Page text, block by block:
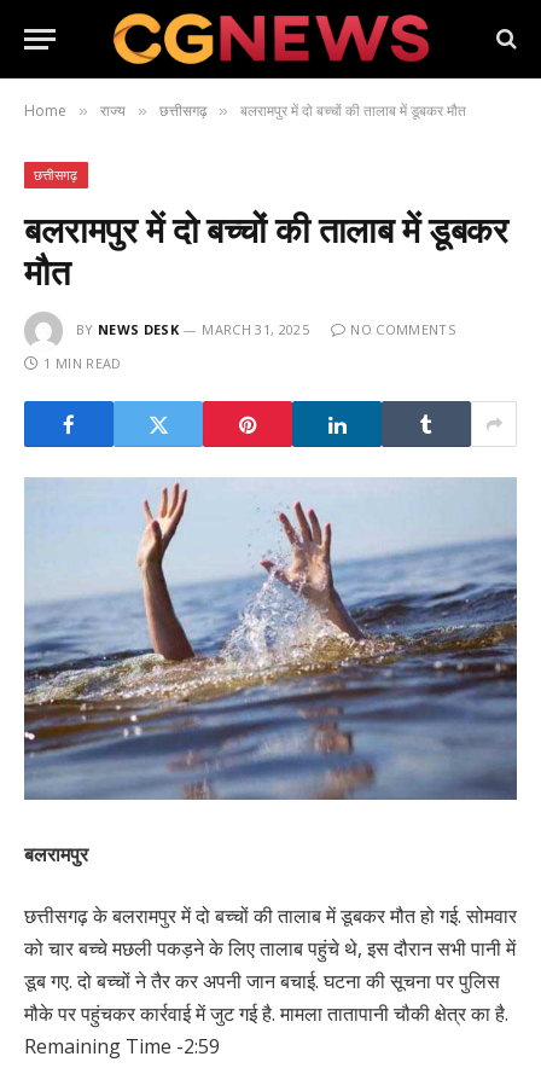
Home » राज्य » छत्तीसगढ़ » बलरामपुर में दो बच्चों की तालाब में डूबकर मौत
छत्तीसगढ़
बलरामपुर में दो बच्चों की तालाब में डूबकर
मौत
BY NEWS DESK MARCH 31, 2025
NO COMMENTS
1 MIN READ
बलरामपुर
छत्तीसगढ़ के बलरामपुर में दो बच्चों की तालाब में डूबकर मौत हो गई. सोमवार
को चार बच्चे मछली पकड़ने के लिए तालाब पहुंचे थे, इस दौरान सभी पानी में
डूब गए. दो बच्चों ने तैर कर अपनी जान बचाई. घटना की सूचना पर पुलिस
मौके पर पहुंचकर कार्रवाई में जुट गई है. मामला तातापानी चौकी क्षेत्र का है.
Remaining Time -2:59